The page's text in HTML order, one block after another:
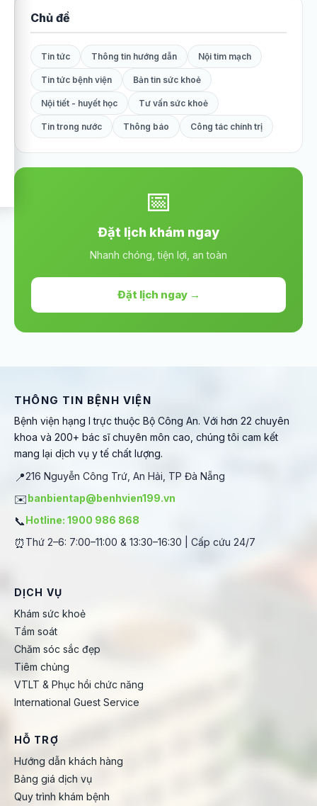
Chủ đề
Tin tức Thông tin hướng dẫn Nội tim mạch
Tin tức bệnh viện Bản tin sức khoẻ
Nội tiết - huyết học Tư vấn sức khoẻ
Tin trong nước Thông báo Công tác chính trị
📅
Đặt lịch khám ngay
Nhanh chóng, tiện lợi, an toàn
Đặt lịch ngay →
THÔNG TIN BỆNH VIỆN
Bệnh viện hạng I trực thuộc Bộ Công An. Với hơn 22 chuyên
khoa và 200+ bác sĩ chuyên môn cao, chúng tôi cam kết
mang lại dịch vụ y tế chất lượng.
📍216 Nguyễn Công Trứ, An Hải, TP Đà Nẵng
✉️banbientap@benhvien199.vn
📞Hotline: 1900 986 868
⏰ Thứ 2–6: 7:00–11:00 & 13:30–16:30 | Cấp cứu 24/7
DỊCH VỤ
Khám sức khoẻ
Tầm soát
Chăm sóc sắc đẹp
Tiêm chủng
VTLT & Phục hồi chức năng
International Guest Service
HỖ TRỢ
Hướng dẫn khách hàng
Bảng giá dịch vụ
Quy trình khám bệnh